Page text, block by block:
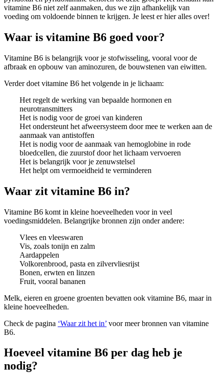
vitamine B6 niet zelf aanmaken, dus we zijn afhankelijk van
voeding om voldoende binnen te krijgen. Je leest er hier alles over!
Waar is vitamine B6 goed voor?
Vitamine B6 is belangrijk voor je stofwisseling, vooral voor de
afbraak en opbouw van aminozuren, de bouwstenen van eiwitten.
Verder doet vitamine B6 het volgende in je lichaam:
Het regelt de werking van bepaalde hormonen en
neurotransmitters
Het is nodig voor de groei van kinderen
Het ondersteunt het afweersysteem door mee te werken aan de
aanmaak van antistoffen
Het is nodig voor de aanmaak van hemoglobine in rode
bloedcellen, die zuurstof door het lichaam vervoeren
Het is belangrijk voor je zenuwstelsel
Het helpt om vermoeidheid te verminderen
Waar zit vitamine B6 in?
Vitamine B6 komt in kleine hoeveelheden voor in veel
voedingsmiddelen. Belangrijke bronnen zijn onder andere:
Vlees en vleeswaren
Vis, zoals tonijn en zalm
Aardappelen
Volkorenbrood, pasta en zilvervliesrijst
Bonen, erwten en linzen
Fruit, vooral bananen
Melk, eieren en groene groenten bevatten ook vitamine B6, maar in
kleine hoeveelheden.
Check de pagina ‘Waar zit het in’ voor meer bronnen van vitamine
B6.
Hoeveel vitamine B6 per dag heb je
nodig?